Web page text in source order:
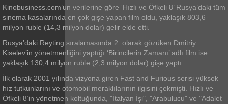
Kinobusiness.com’un verilerine göre ‘Hızlı ve Öfkeli 8’ Rusya’daki tüm
sinema kasalarında en çok gişe yapan film oldu, yaklaşık 803,6
milyon ruble (14,3 milyon dolar) gelir elde etti.
Rusya’daki Reyting sıralamasında 2. olarak gözüken Dmitriy
Kiselev’in yönetmenliğini yaptığı ‘Birincilerin Zamanı’ adlı film ise
yaklaşık 130,4 milyon ruble (2,3 milyon dolar) gişe yaptı.
İlk olarak 2001 yılında vizyona giren Fast and Furious serisi yüksek
hız tutkunlarını ve otomobil meraklılarının ilgisini çekmişti. Hızlı ve
Öfkeli 8’in yönetmen koltuğunda, "İtalyan İşi", "Arabulucu" ve "Adalet